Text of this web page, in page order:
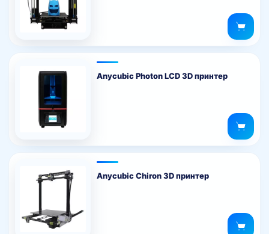
Anycubic Photon LCD 3D принтер
Anycubic Chiron 3D принтер